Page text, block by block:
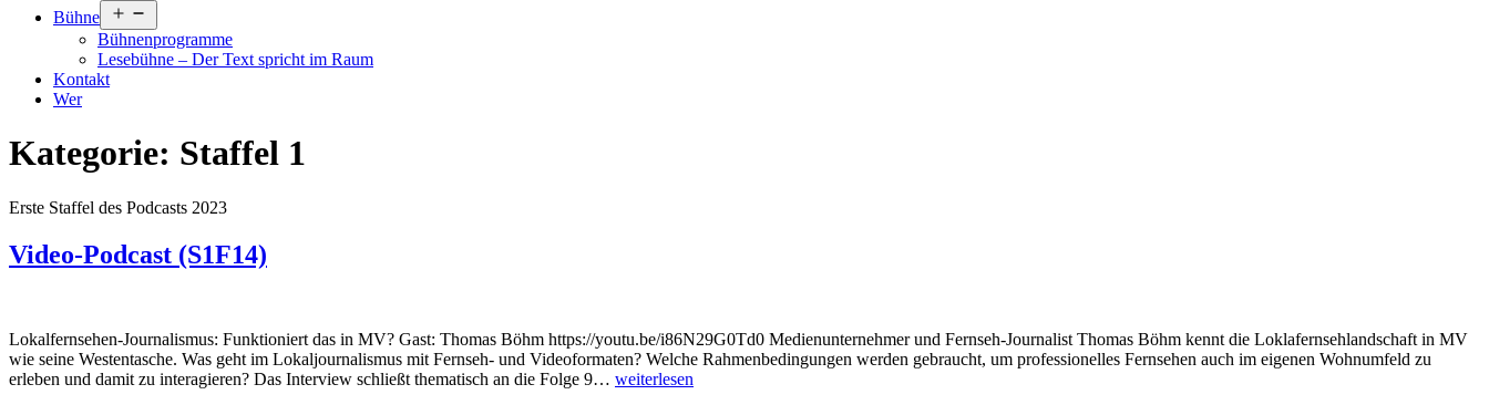
Bühne
öffnen
Bühnenprogramme
Lesebühne – Der Text spricht im Raum
Kontakt
Wer
Kategorie: Staffel 1
Erste Staffel des Podcasts 2023
Video-Podcast (S1F14)
Lokalfernsehen-Journalismus: Funktioniert das in MV? Gast: Thomas Böhm https://youtu.be/i86N29G0Td0 Medienunternehmer und Fernseh-Journalist Thomas Böhm kennt die Loklafernsehlandschaft in MV
wie seine Westentasche. Was geht im Lokaljournalismus mit Fernseh- und Videoformaten? Welche Rahmenbedingungen werden gebraucht, um professionelles Fernsehen auch im eigenen Wohnumfeld zu
erleben und damit zu interagieren? Das Interview schließt thematisch an die Folge 9… Video-
weiterlesen